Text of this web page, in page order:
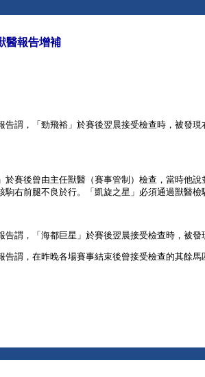
醫報告增補
告謂，「勁飛裕」於賽後翌晨接受檢查時，被發
於賽後曾由主任獸醫（賽事管制）檢查，當時他
駒右前腿不良於行。「凱旋之星」必須通過獸醫
告謂，「海都巨星」於賽後翌晨接受檢查時，被
告謂，在昨晚各場賽事結束後曾接受檢查的其餘